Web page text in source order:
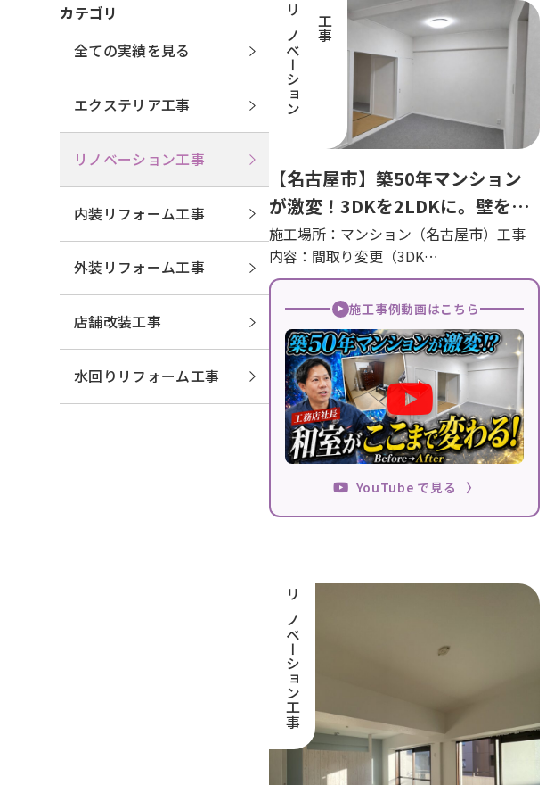
カテゴリ
全ての実績を見る
エクステリア工事
リノベーション工事
内装リフォーム工事
外装リフォーム工事
店舗改装工事
水回りリフォーム工事
リ
ノ
ベ
ー
シ
ョ
ン
工
事
【名古屋市】築50年マンション
が激変！3DKを2LDKに。壁を取
り払って開放感あるリビングへ｜
マンションリノベーション施工事
例
施工場所：マンション（名古屋市）工事
内容：間取り変更（3DK…
施工事例動画はこちら
YouTube で見る 〉
リノベーション工事